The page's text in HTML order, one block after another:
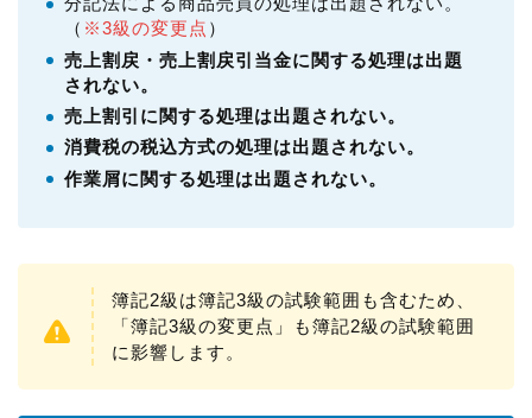
（ ※3級の変更点 ）
売上割戻・売上割戻引当金に関する処理は出題
されない。
売上割引に関する処理は出題されない。
消費税の税込方式の処理は出題されない。
作業屑に関する処理は出題されない。
簿記2級は簿記3級の試験範囲も含むため、
「簿記3級の変更点」も簿記2級の試験範囲
に影響します。